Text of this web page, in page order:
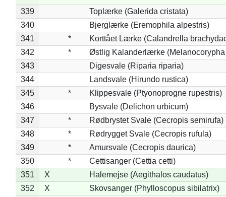
339
Toplærke (Galerida cristata)
340
Bjerglærke (Eremophila alpestris)
341
*
Korttået Lærke (Calandrella
342
*
Østlig Kalanderlærke (Melanocorypha
343
Digesvale (Riparia riparia)
344
Landsvale (Hirundo rustica)
345
*
Klippesvale (Ptyonoprogne rupestris)
346
Bysvale (Delichon urbicum)
347
*
Rødbrystet Svale (Cecropis semirufa)
348
*
Rødrygget Svale (Cecropis rufula)
349
*
Amursvale (Cecropis daurica)
350
*
Cettisanger (Cettia cetti)
351
X
Halemejse (Aegithalos caudatus)
352
X Skovsanger (Phylloscopus sibilatrix)